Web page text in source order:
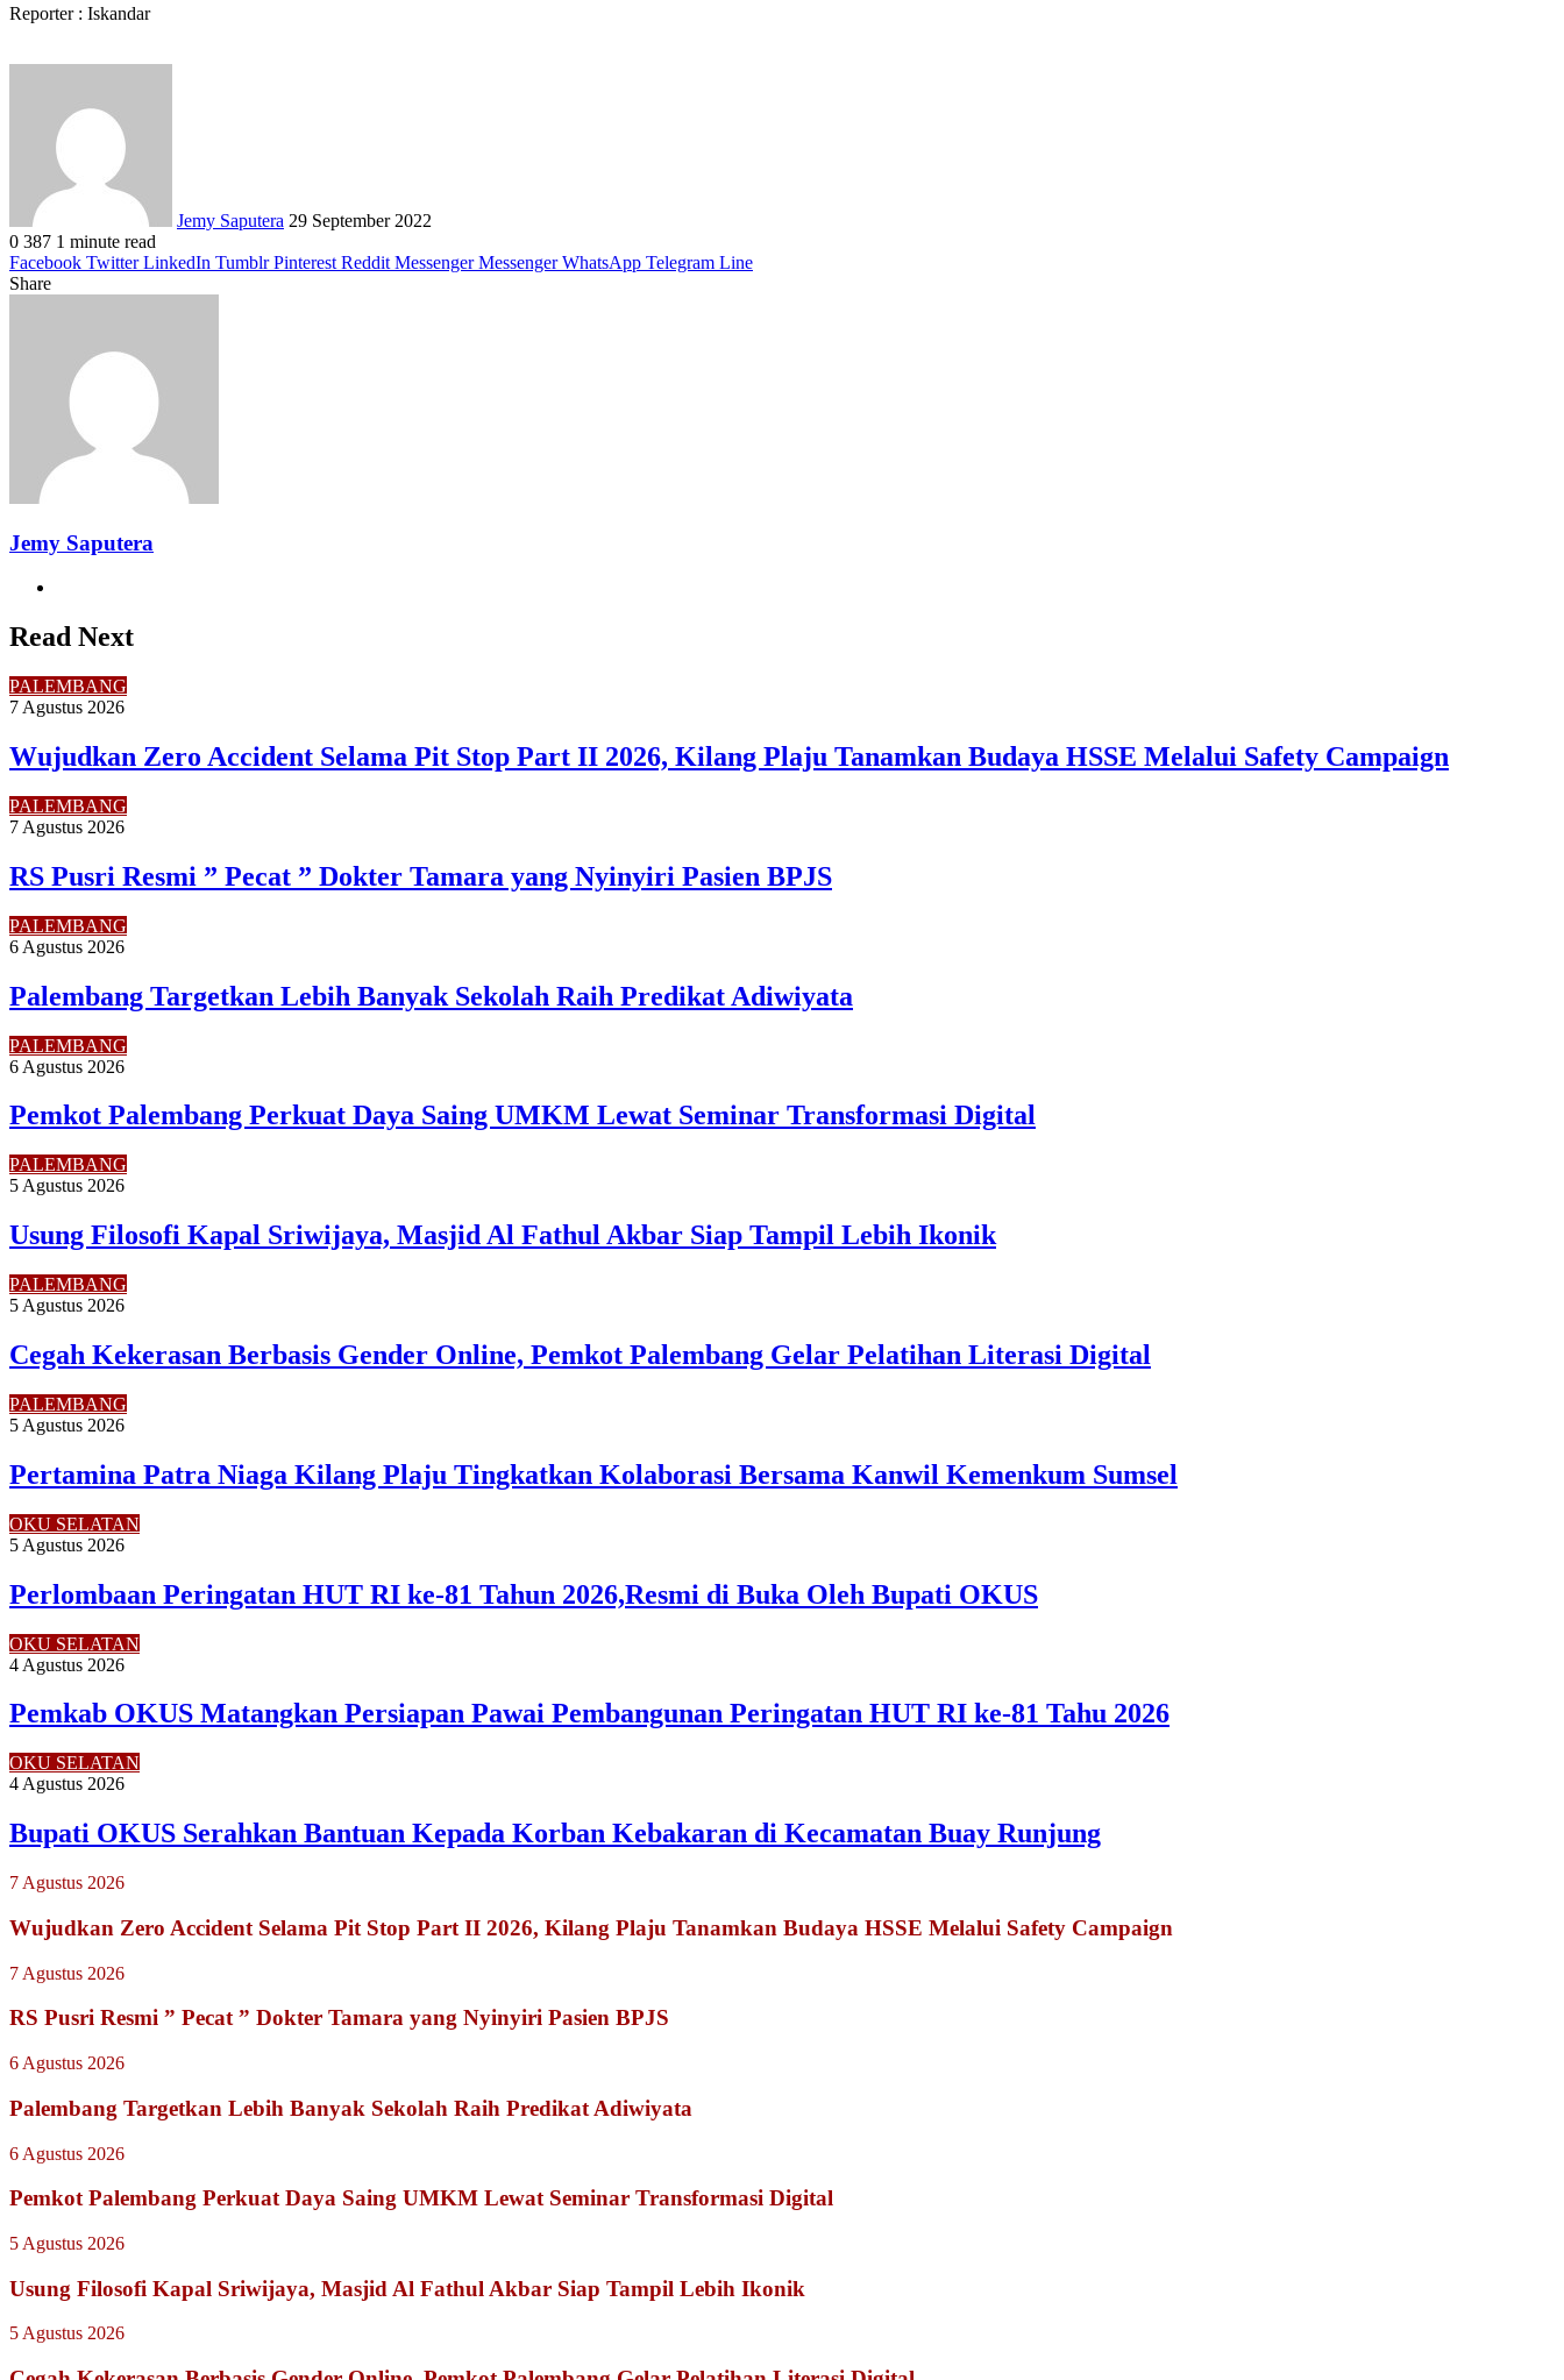
Reporter : Iskandar
Jemy Saputera 29 September 2022
0 387 1 minute read
Facebook Twitter LinkedIn Tumblr Pinterest Reddit Messenger Messenger WhatsApp Telegram Line
Share
Jemy Saputera
Read Next
PALEMBANG
7 Agustus 2026
Wujudkan Zero Accident Selama Pit Stop Part II 2026, Kilang Plaju Tanamkan Budaya HSSE Melalui Safety Campaign
PALEMBANG
7 Agustus 2026
RS Pusri Resmi ” Pecat ” Dokter Tamara yang Nyinyiri Pasien BPJS
PALEMBANG
6 Agustus 2026
Palembang Targetkan Lebih Banyak Sekolah Raih Predikat Adiwiyata
PALEMBANG
6 Agustus 2026
Pemkot Palembang Perkuat Daya Saing UMKM Lewat Seminar Transformasi Digital
PALEMBANG
5 Agustus 2026
Usung Filosofi Kapal Sriwijaya, Masjid Al Fathul Akbar Siap Tampil Lebih Ikonik
PALEMBANG
5 Agustus 2026
Cegah Kekerasan Berbasis Gender Online, Pemkot Palembang Gelar Pelatihan Literasi Digital
PALEMBANG
5 Agustus 2026
Pertamina Patra Niaga Kilang Plaju Tingkatkan Kolaborasi Bersama Kanwil Kemenkum Sumsel
OKU SELATAN
5 Agustus 2026
Perlombaan Peringatan HUT RI ke-81 Tahun 2026,Resmi di Buka Oleh Bupati OKUS
OKU SELATAN
4 Agustus 2026
Pemkab OKUS Matangkan Persiapan Pawai Pembangunan Peringatan HUT RI ke-81 Tahu 2026
OKU SELATAN
4 Agustus 2026
Bupati OKUS Serahkan Bantuan Kepada Korban Kebakaran di Kecamatan Buay Runjung
7 Agustus 2026
Wujudkan Zero Accident Selama Pit Stop Part II 2026, Kilang Plaju Tanamkan Budaya HSSE Melalui Safety Campaign
7 Agustus 2026
RS Pusri Resmi ” Pecat ” Dokter Tamara yang Nyinyiri Pasien BPJS
6 Agustus 2026
Palembang Targetkan Lebih Banyak Sekolah Raih Predikat Adiwiyata
6 Agustus 2026
Pemkot Palembang Perkuat Daya Saing UMKM Lewat Seminar Transformasi Digital
5 Agustus 2026
Usung Filosofi Kapal Sriwijaya, Masjid Al Fathul Akbar Siap Tampil Lebih Ikonik
5 Agustus 2026